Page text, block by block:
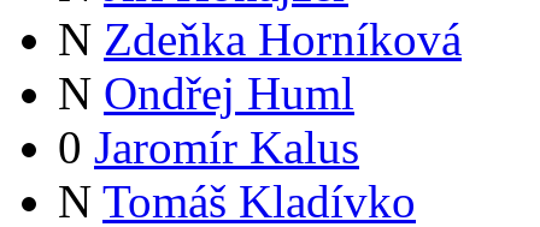
N Zdeňka Horníková
N Ondřej Huml
0 Jaromír Kalus
N Tomáš Kladívko